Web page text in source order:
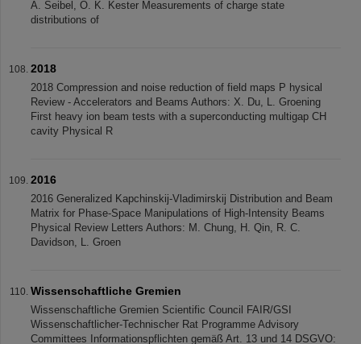
A. Seibel, O. K. Kester Measurements of charge state
distributions of
2018
2018 Compression and noise reduction of field maps P hysical
Review - Accelerators and Beams Authors: X. Du, L. Groening
First heavy ion beam tests with a superconducting multigap CH
cavity Physical R
2016
2016 Generalized Kapchinskij-Vladimirskij Distribution and Beam
Matrix for Phase-Space Manipulations of High-Intensity Beams
Physical Review Letters Authors: M. Chung, H. Qin, R. C.
Davidson, L. Groen
Wissenschaftliche Gremien
Wissenschaftliche Gremien Scientific Council FAIR/GSI
Wissenschaftlicher-Technischer Rat Programme Advisory
Committees Informationspflichten gemäß Art. 13 und 14 DSGVO: